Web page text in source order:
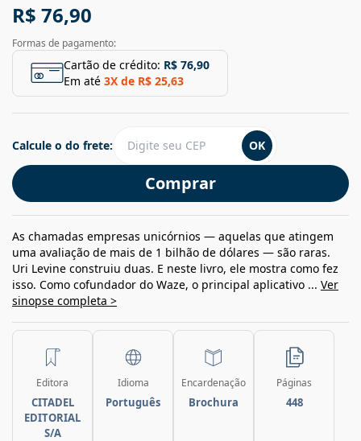
R$ 76,90
Formas de pagamento:
Cartão de crédito: R$ 76,90
Em até 3X de R$ 25,63
Comprar
Calcule o do frete: OK
As chamadas empresas unicórnios — aquelas que atingem
uma avaliação de mais de 1 bilhão de dólares — são raras.
Uri Levine construiu duas. E neste livro, ele mostra como fez
isso. Como cofundador do Waze, o principal aplicativo ... Ver
sinopse completa >
Editora
CITADEL
EDITORIAL
S/A
Idioma
Português
Encardenação
Brochura
Páginas
448